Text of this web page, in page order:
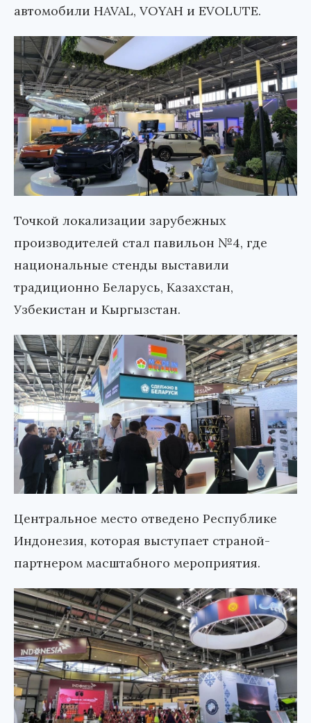
автомобили HAVAL, VOYAH и EVOLUTE.
Точкой локализации зарубежных
производителей стал павильон №4, где
национальные стенды выставили
традиционно Беларусь, Казахстан,
Узбекистан и Кыргызстан.
Центральное место отведено Республике
Индонезия, которая выступает страной-
партнером масштабного мероприятия.